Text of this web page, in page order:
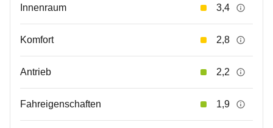
Innenraum 3,4
Komfort 2,8
Antrieb 2,2
Fahreigenschaften 1,9